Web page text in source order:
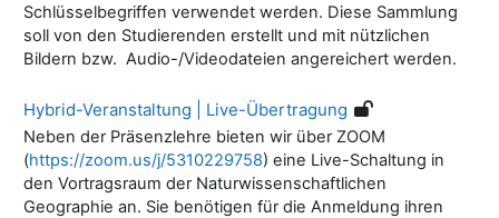
Schlüsselbegriffen verwendet werden. Diese Sammlung
soll von den Studierenden erstellt und mit nützlichen
Bildern bzw. Audio-/Videodateien angereichert werden.
Hybrid-Veranstaltung | Live-Übertragung
Neben der Präsenzlehre bieten wir über ZOOM
(https://zoom.us/j/5310229758) eine Live-Schaltung in
den Vortragsraum der Naturwissenschaftlichen
Geographie an. Sie benötigen für die Anmeldung ihren